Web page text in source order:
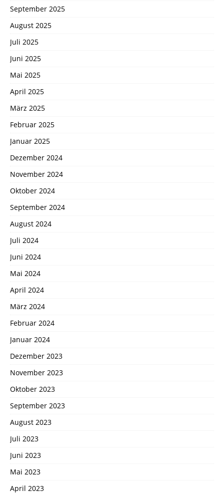
September 2025
August 2025
Juli 2025
Juni 2025
Mai 2025
April 2025
März 2025
Februar 2025
Januar 2025
Dezember 2024
November 2024
Oktober 2024
September 2024
August 2024
Juli 2024
Juni 2024
Mai 2024
April 2024
März 2024
Februar 2024
Januar 2024
Dezember 2023
November 2023
Oktober 2023
September 2023
August 2023
Juli 2023
Juni 2023
Mai 2023
April 2023